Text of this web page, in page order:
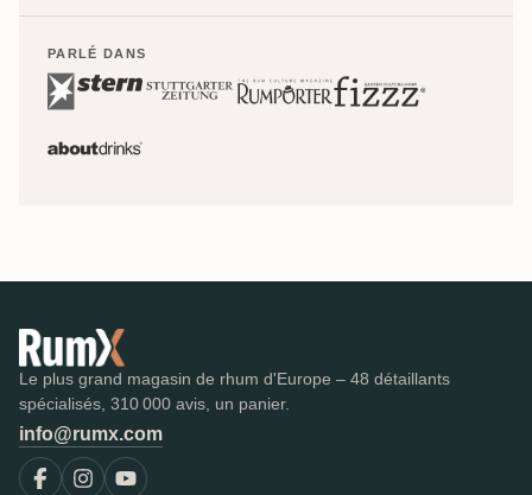
PARLÉ DANS
Le plus grand magasin de rhum d'Europe – 48 détaillants
spécialisés, 310 000 avis, un panier.
info@rumx.com